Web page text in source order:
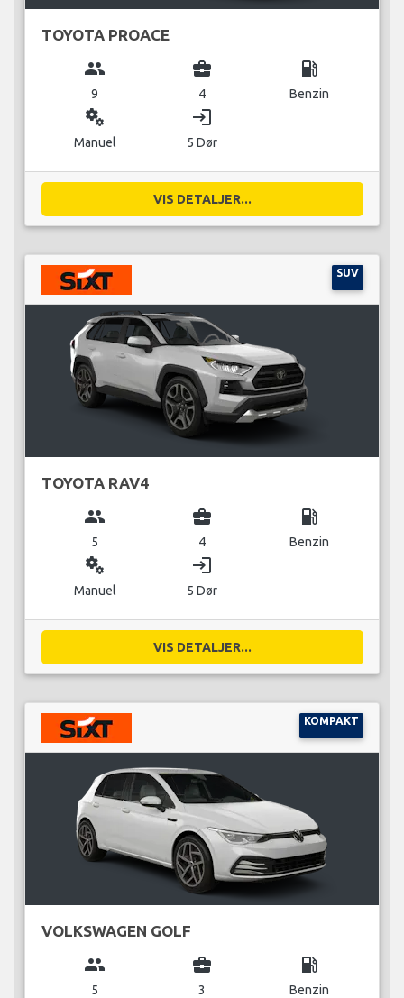
TOYOTA PROACE
group
9
business_center
4
local_gas_station
Benzin
miscellaneous_services
Manuel
login
5 Dør
VIS DETALJER...
SUV
TOYOTA RAV4
group
5
business_center
4
local_gas_station
Benzin
miscellaneous_services
Manuel
login
5 Dør
VIS DETALJER...
KOMPAKT
VOLKSWAGEN GOLF
group
5
business_center
3
local_gas_station
Benzin